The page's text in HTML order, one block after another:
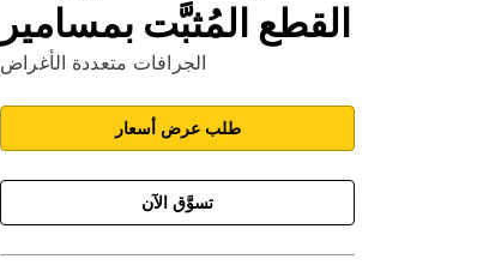
القطع المُثبَّت بمسامير
الجرافات متعددة الأغراض
طلب عرض أسعار
تسوَّق الآن